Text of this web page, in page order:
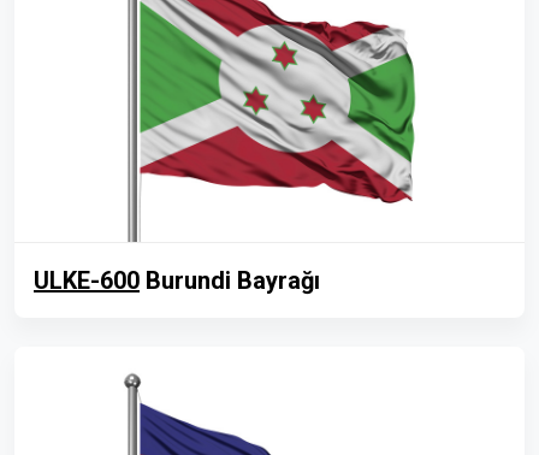
ULKE-600 Burundi Bayrağı